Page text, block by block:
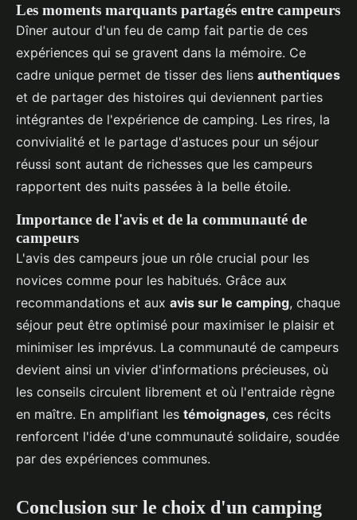
Les moments marquants partagés entre campeurs
Dîner autour d'un feu de camp fait partie de ces
expériences qui se gravent dans la mémoire. Ce
cadre unique permet de tisser des liens authentiques
et de partager des histoires qui deviennent parties
intégrantes de l'expérience de camping. Les rires, la
convivialité et le partage d'astuces pour un séjour
réussi sont autant de richesses que les campeurs
rapportent des nuits passées à la belle étoile.
Importance de l'avis et de la communauté de
campeurs
L'avis des campeurs joue un rôle crucial pour les
novices comme pour les habitués. Grâce aux
recommandations et aux avis sur le camping, chaque
séjour peut être optimisé pour maximiser le plaisir et
minimiser les imprévus. La communauté de campeurs
devient ainsi un vivier d'informations précieuses, où
les conseils circulent librement et où l'entraide règne
en maître. En amplifiant les témoignages, ces récits
renforcent l'idée d'une communauté solidaire, soudée
par des expériences communes.
Conclusion sur le choix d'un camping